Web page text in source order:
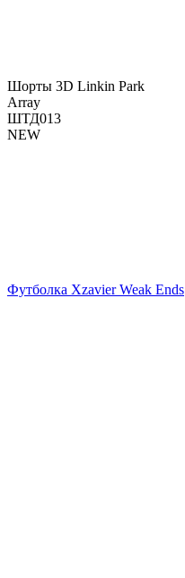
Шорты 3D Linkin Park
Array
ШТД013
NEW
Футболка Xzavier Weak Ends